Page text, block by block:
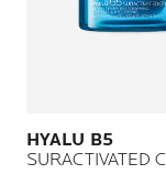
HYALU B5
SURACTIVATED